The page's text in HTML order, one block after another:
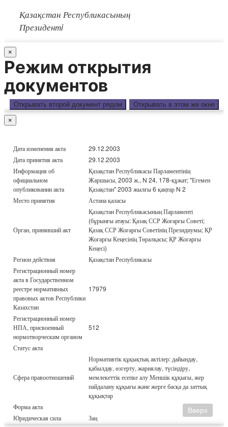
Қазақстан Республикасының
Президентi
×
Режим открытия
документов
Открывать второй документ рядом Открывать в этом же окне
×
Дата изменения акта
29.12.2003
Дата принятия акта
29.12.2003
Информация об
официальном
опубликовании акта
Қазақстан Республикасы Парламентінің
Жаршысы, 2003 ж., N 24, 178-құжат; "Егемен
Қазақстан" 2003 жылғы 6 қаңтар N 2
Место принятия
Астана қаласы
Орган, принявший акт
Қазақстан Республикасының Парламенті
(бұрынғы атауы: Қазақ ССР Жоғарғы Советі;
Қазақ ССР Жоғарғы Советінің Президиумы; ҚР
Жоғарғы Кеңесінің Төралқасы; ҚР Жоғарғы
Кеңесі)
Регион действия
Қазақстан Республикасы
Регистрационный номер
акта в Государственном
реестре нормативных
правовых актов Республики
Казахстан
17979
Регистрационный номер
НПА, присвоенный
нормотворческим органом
512
Статус акта
Сфера правоотношений
Нормативтік құқықтық актілер: дайындау,
қабылдау, өзгерту, жариялау, түсіндіру,
мемлекеттік есепке алу Меншік құқығы, жер
пайдалану құқығы және жерге басқа да заттық
құқықтар
Форма акта
Юридическая сила
Заң
Вверх